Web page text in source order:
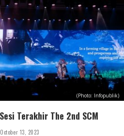
(Photo: Infopublik)
Terakhir The 2nd SCM
October 13, 2023